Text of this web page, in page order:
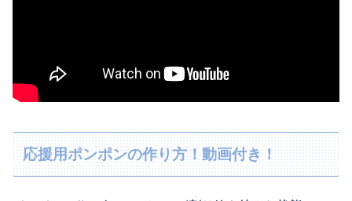
応援用ポンポンの作り方！動画付き！